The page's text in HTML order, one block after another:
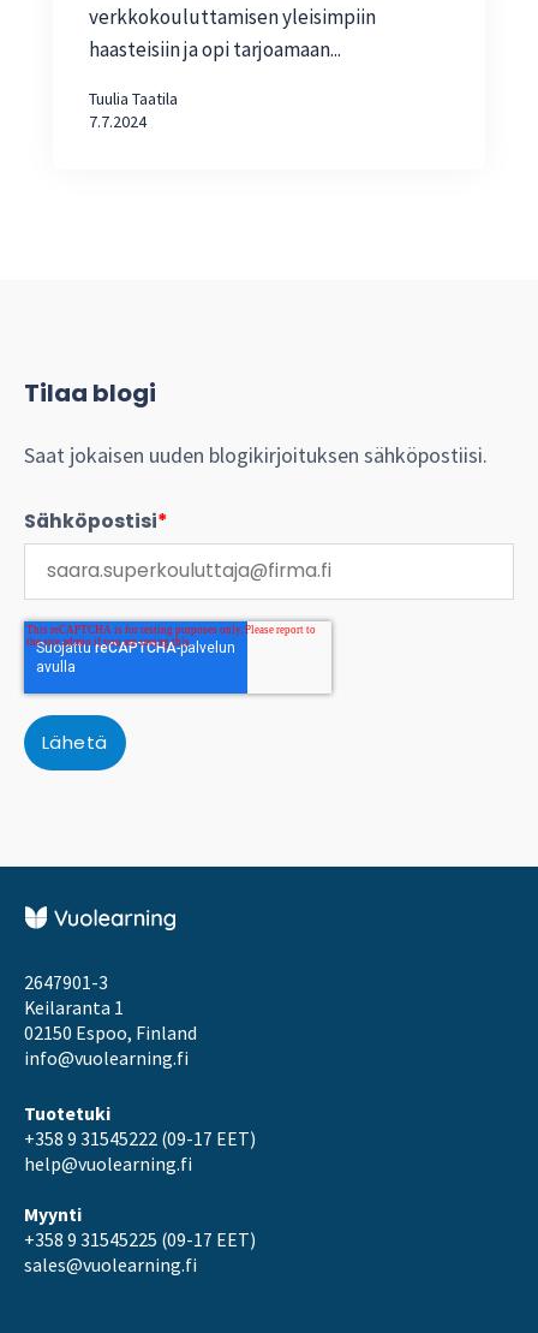
verkkokouluttamisen yleisimpiin
haasteisiin ja opi tarjoamaan...
Tuulia Taatila
7.7.2024
Tilaa blogi
Saat jokaisen uuden blogikirjoituksen sähköpostiisi.
Sähköpostisi*
2647901-3
Keilaranta 1
02150 Espoo, Finland
info@vuolearning.fi
Tuotetuki
+358 9 31545222 (09-17 EET)
help@vuolearning.fi
Myynti
+358 9 31545225 (09-17 EET)
sales@vuolearning.fi